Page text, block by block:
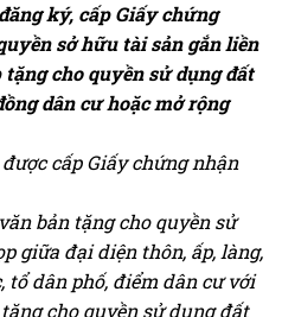
ký, cấp Giấy chứng
sở hữu tài sản gắn liền
cho quyền sử dụng đất
dân cư hoặc mở rộng
cấp Giấy chứng nhận
bản tặng cho quyền sử
giữa đại diện thôn, ấp, làng,
tổ dân phố, điểm dân cư với
cho quyền sử dụng đất